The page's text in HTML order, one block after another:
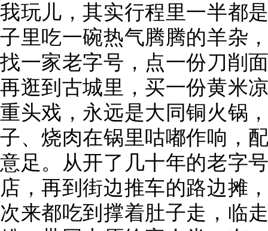
我玩儿，其实行程里一半都
子里吃一碗热气腾腾的羊杂
找一家老字号，点一份刀削
再逛到古城里，买一份黄米
重头戏，永远是大同铜火锅
子、烧肉在锅里咕嘟作响，
意足。从开了几十年的老字
店，再到街边推车的路边摊
次来都吃到撑着肚子走，临